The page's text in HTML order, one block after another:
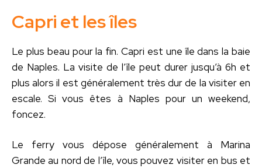
Capri et les îles
Le plus beau pour la fin. Capri est une île dans la baie
de Naples. La visite de l’île peut durer jusqu’à 6h et
plus alors il est généralement très dur de la visiter en
escale. Si vous êtes à Naples pour un weekend,
foncez.
Le ferry vous dépose généralement à Marina
Grande au nord de l’île, vous pouvez visiter en bus et